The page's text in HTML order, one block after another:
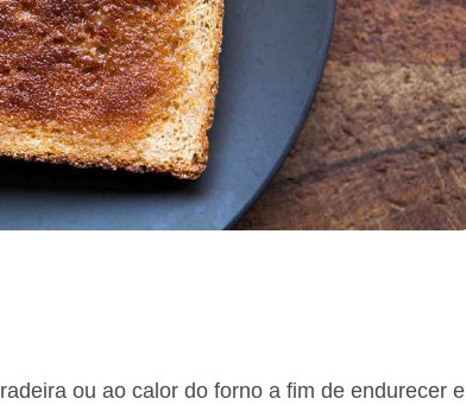
ou ao calor do forno a fim de endurecer e